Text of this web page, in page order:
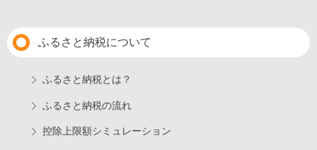
ふるさと納税について
ふるさと納税とは？
ふるさと納税の流れ
控除上限額シミュレーション